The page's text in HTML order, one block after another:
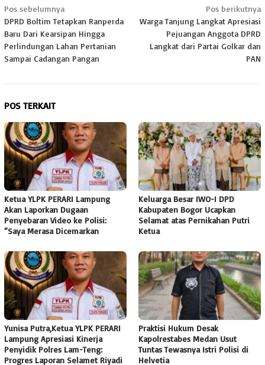
Navigasi
pos
Pos sebelumnya
DPRD Boltim Tetapkan Ranperda
Baru Dari Kearsipan Hingga
Perlindungan Lahan Pertanian
Sampai Cadangan Pangan
Pos berikutnya
Warga Tanjung Langkat Apresiasi
Pejuangan Anggota DPRD
Langkat dari Partai Golkar dan
PAN
POS TERKAIT
Ketua YLPK PERARI Lampung
Akan Laporkan Dugaan
Penyebaran Video ke Polisi:
“Saya Merasa Dicemarkan
Keluarga Besar IWO-I DPD
Kabupaten Bogor Ucapkan
Selamat atas Pernikahan Putri
Ketua
Yunisa Putra,Ketua YLPK PERARI
Lampung Apresiasi Kinerja
Penyidik Polres Lam-Teng:
Progres Laporan Selamet Riyadi
Praktisi Hukum Desak
Kapolrestabes Medan Usut
Tuntas Tewasnya Istri Polisi di
Helvetia